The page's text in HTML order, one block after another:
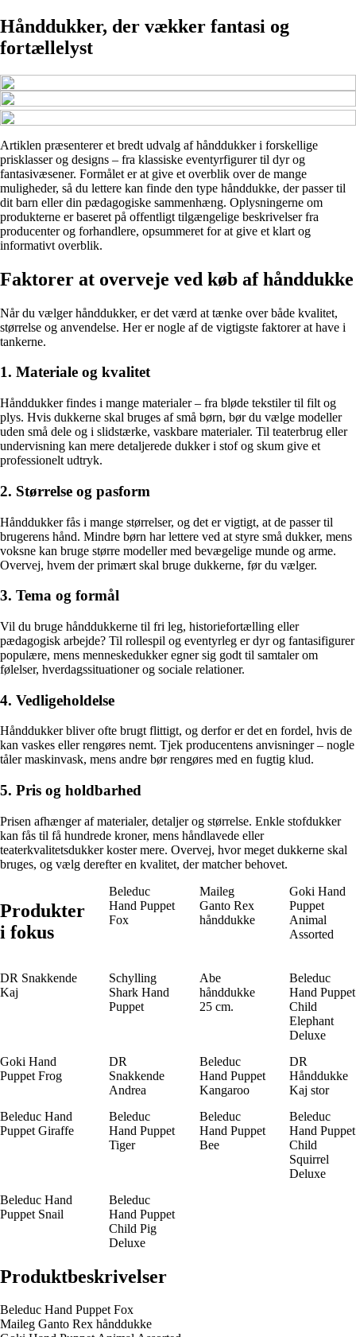
Hånddukker, der vækker fantasi og
fortællelyst
Artiklen præsenterer et bredt udvalg af hånddukker i forskellige
prisklasser og designs – fra klassiske eventyrfigurer til dyr og
fantasivæsener. Formålet er at give et overblik over de mange
muligheder, så du lettere kan finde den type hånddukke, der passer til
dit barn eller din pædagogiske sammenhæng. Oplysningerne om
produkterne er baseret på offentligt tilgængelige beskrivelser fra
producenter og forhandlere, opsummeret for at give et klart og
informativt overblik.
Faktorer at overveje ved køb af hånddukke
Når du vælger hånddukker, er det værd at tænke over både kvalitet,
størrelse og anvendelse. Her er nogle af de vigtigste faktorer at have i
tankerne.
1. Materiale og kvalitet
Hånddukker findes i mange materialer – fra bløde tekstiler til filt og
plys. Hvis dukkerne skal bruges af små børn, bør du vælge modeller
uden små dele og i slidstærke, vaskbare materialer. Til teaterbrug eller
undervisning kan mere detaljerede dukker i stof og skum give et
professionelt udtryk.
2. Størrelse og pasform
Hånddukker fås i mange størrelser, og det er vigtigt, at de passer til
brugerens hånd. Mindre børn har lettere ved at styre små dukker, mens
voksne kan bruge større modeller med bevægelige munde og arme.
Overvej, hvem der primært skal bruge dukkerne, før du vælger.
3. Tema og formål
Vil du bruge hånddukkerne til fri leg, historiefortælling eller
pædagogisk arbejde? Til rollespil og eventyrleg er dyr og fantasifigurer
populære, mens menneskedukker egner sig godt til samtaler om
følelser, hverdagssituationer og sociale relationer.
4. Vedligeholdelse
Hånddukker bliver ofte brugt flittigt, og derfor er det en fordel, hvis de
kan vaskes eller rengøres nemt. Tjek producentens anvisninger – nogle
tåler maskinvask, mens andre bør rengøres med en fugtig klud.
5. Pris og holdbarhed
Prisen afhænger af materialer, detaljer og størrelse. Enkle stofdukker
kan fås til få hundrede kroner, mens håndlavede eller
teaterkvalitetsdukker koster mere. Overvej, hvor meget dukkerne skal
bruges, og vælg derefter en kvalitet, der matcher behovet.
Produkter
i fokus
Beleduc
Hand Puppet
Fox
Maileg
Ganto Rex
hånddukke
Goki Hand
Puppet
Animal
Assorted
DR Snakkende
Kaj
Schylling
Shark Hand
Puppet
Abe
hånddukke
25 cm.
Beleduc
Hand Puppet
Child
Elephant
Deluxe
Goki Hand
Puppet Frog
DR
Snakkende
Andrea
Beleduc
Hand Puppet
Kangaroo
DR
Hånddukke
Kaj stor
Beleduc Hand
Puppet Giraffe
Beleduc
Hand Puppet
Tiger
Beleduc
Hand Puppet
Bee
Beleduc
Hand Puppet
Child
Squirrel
Deluxe
Beleduc Hand
Puppet Snail
Beleduc
Hand Puppet
Child Pig
Deluxe
Produktbeskrivelser
Beleduc Hand Puppet Fox
Maileg Ganto Rex hånddukke